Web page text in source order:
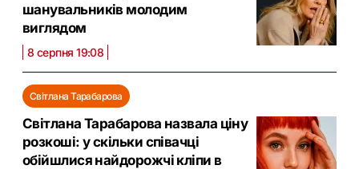
шанувальників молодим
виглядом
8 серпня 19:08
Світлана Тарабарова
Світлана Тарабарова назвала ціну
розкоші: у скільки співачці
обійшлися найдорожчі кліпи в